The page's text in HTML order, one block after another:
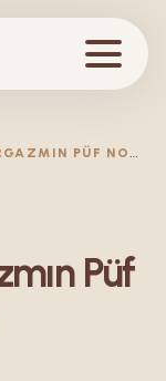
K
ADINLAR İÇIN ORGAZMIN PÜF NOKTALARI
Püf